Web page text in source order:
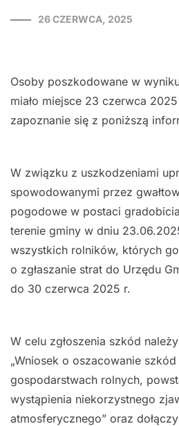
26 CZERWCA, 2025
Osoby poszkodowane w
miało miejsce 23 czerwca
zapoznanie się z poniższą
W związku z uszkodzeniami
spowodowanymi przez
pogodowe w postaci
terenie gminy w dniu
wszystkich rolników, których
o zgłaszanie strat do Urzędu
do 30 czerwca 2025 r.
W celu zgłoszenia szkód
„Wniosek o oszacowanie
gospodarstwach rolnych,
wystąpienia niekorzystnego
atmosferycznego” oraz